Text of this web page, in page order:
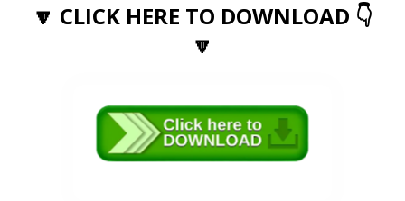
🔽 CLICK HERE TO DOWNLOAD 👇
🔽